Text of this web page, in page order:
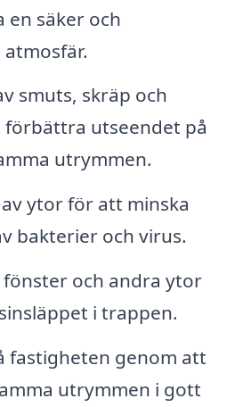
en säker och
smuts, skräp och
utseendet på
utrymmen.
ytor för att minska
bakterier och virus.
fönster och andra ytor
i trappen.
fastigheten genom att
utrymmen i gott